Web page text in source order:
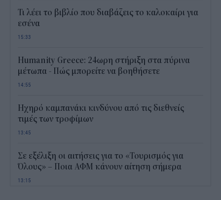
Τι λέει το βιβλίο που διαβάζεις το καλοκαίρι για
εσένα
15:33
Humanity Greece: 24ωρη στήριξη στα πύρινα
μέτωπα - Πώς μπορείτε να βοηθήσετε
14:55
Ηχηρό καμπανάκι κινδύνου από τις διεθνείς
τιμές των τροφίμων
13:45
Σε εξέλιξη οι αιτήσεις για το «Τουρισμός για
Όλους» – Ποια ΑΦΜ κάνουν αίτηση σήμερα
13:15